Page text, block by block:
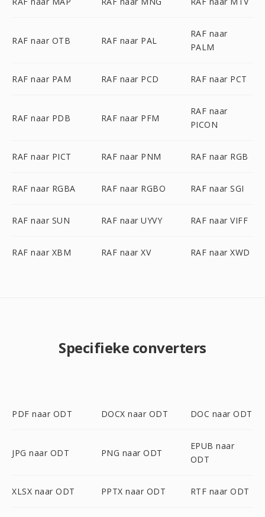
RAF naar OTB RAF naar PAL
RAF naar
PALM
RAF naar PAM RAF naar PCD RAF naar PCT
RAF naar PDB RAF naar PFM
RAF naar
PICON
RAF naar PICT RAF naar PNM RAF naar RGB
RAF naar RGBA RAF naar RGBO RAF naar SGI
RAF naar SUN RAF naar UYVY RAF naar VIFF
RAF naar XBM RAF naar XV RAF naar XWD
Specifieke converters
PDF naar ODT DOCX naar ODT DOC naar ODT
JPG naar ODT PNG naar ODT
EPUB naar
ODT
XLSX naar ODT PPTX naar ODT RTF naar ODT